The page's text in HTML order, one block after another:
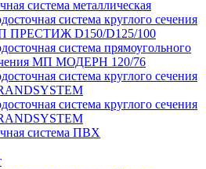
система металлическая
система круглого сечения
ПРЕСТИЖ D150/D125/100
система прямоугольного
МП МОДЕРН 120/76
система круглого сечения
система круглого сечения
система ПВХ